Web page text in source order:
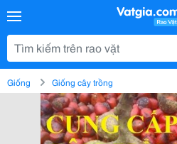
Giống Giống cây trồng